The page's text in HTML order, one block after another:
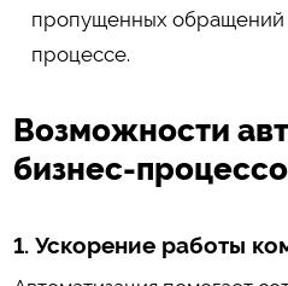
пропущенных обращений
процессе.
Возможности
бизнес-
1. Ускорение работы